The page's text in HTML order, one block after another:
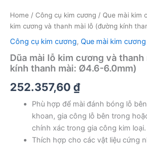
Home / Công cụ kim cương / Que mài kim
kim cương và thanh mài lỗ (đường kính
Công cụ kim cương, Que mài kim cương
Dũa mài lỗ kim cương và
kính thanh mài: Ø4.6-6.0mm)
252.357,60 ₫
Phù hợp để mài đánh bóng lỗ
khoan, gia công lỗ bên trong
chính xác trong gia công kim loại.
Thích hợp cho các vật liệu cứng
6.0mm)
quantity